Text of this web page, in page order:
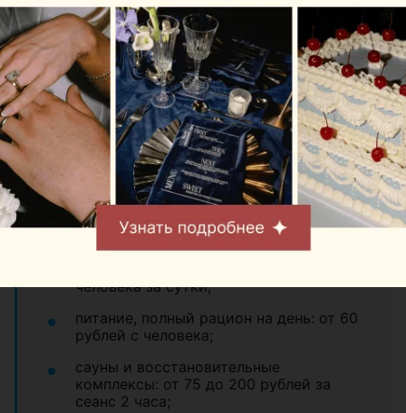
Также можно переключиться на восстановление:
сауны, бассейны, купели и джакузи помогают
завершить день уже в спокойном режиме. А если
хочется посмотреть на«Стайки»изнутри,
закажите обзорную экскурсию и пройдитесь по
территории, где готовятся профессиональные
спортсмены.
Цены:
человека за сутки;
питание, полный рацион на день: от 60
рублей с человека;
сауны и восстановительные
комплексы: от 75 до 200 рублей за
сеанс 2 часа;